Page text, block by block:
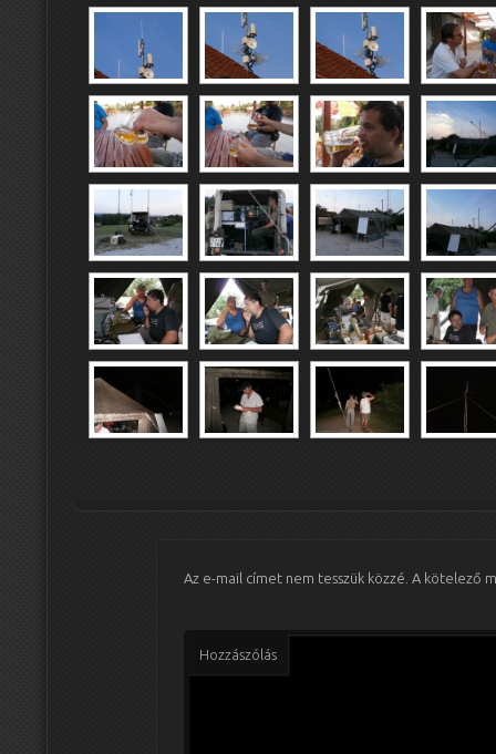
Az e-mail címet nem tesszük közzé. A kötelező
Hozzászólás